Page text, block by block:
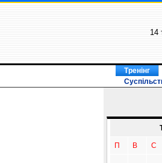
14
Тренінг
П В С